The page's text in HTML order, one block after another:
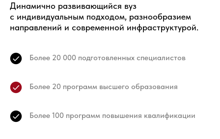
Динамично развивающийся вуз
с индивидуальным подходом, разнообразием
направлений и современной инфраструктурой.
Более 20 000 подготовленных специалистов
Более 20 программ высшего образования
Более 100 программ повышения квалификации